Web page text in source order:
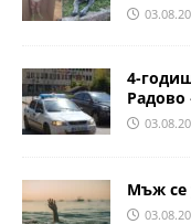
4-
Мъж се